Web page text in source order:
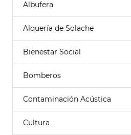
Albufera
Alquería de Solache
Bienestar Social
Bomberos
Contaminación Acústica
Cultura